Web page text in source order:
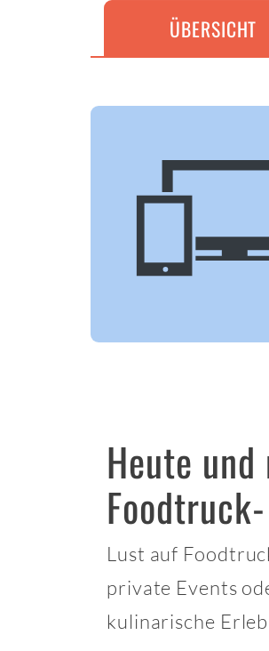
ÜBERSICHT
Heute und
Lust auf
private Events
kulinarische